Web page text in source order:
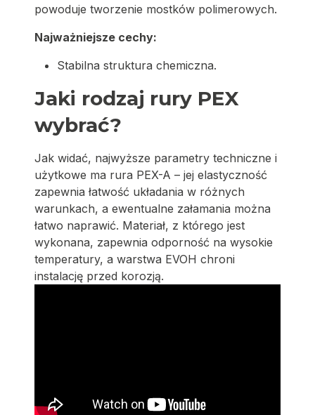
powoduje tworzenie mostków polimerowych.
Najważniejsze cechy:
Stabilna struktura chemiczna.
Jaki rodzaj rury PEX
wybrać?
Jak widać, najwyższe parametry techniczne i
użytkowe ma rura PEX-A – jej elastyczność
zapewnia łatwość układania w różnych
warunkach, a ewentualne załamania można
łatwo naprawić. Materiał, z którego jest
wykonana, zapewnia odporność na wysokie
temperatury, a warstwa EVOH chroni
instalację przed korozją.